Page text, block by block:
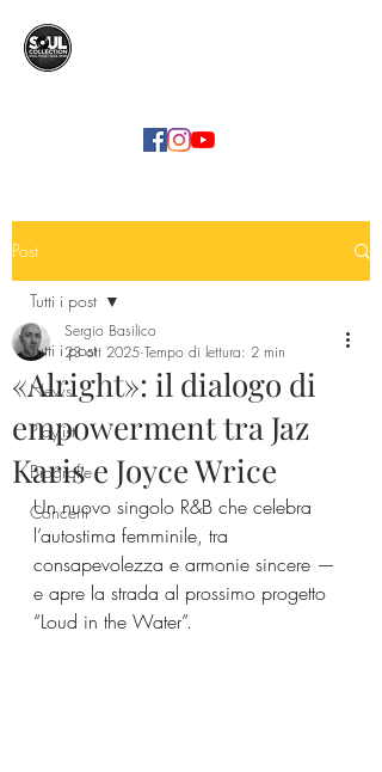
Post
Tutti i post
News
Playlist
Biografie
Concerti
Tutti i post
«Alright»: il dialogo di
empowerment tra Jaz
Karis e Joyce Wrice
Sergio Basilico
23 ott 2025 Tempo di lettura: 2 min
Un nuovo singolo R&B che celebra
l’autostima femminile, tra
consapevolezza e armonie sincere —
e apre la strada al prossimo progetto
“Loud in the Water”.